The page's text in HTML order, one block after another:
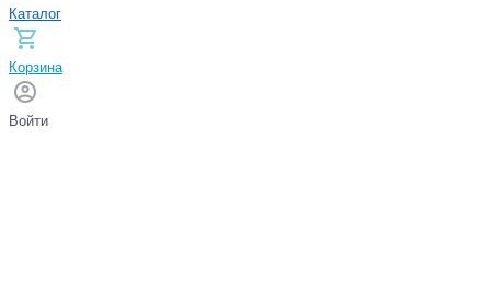
Каталог
Корзина
Войти